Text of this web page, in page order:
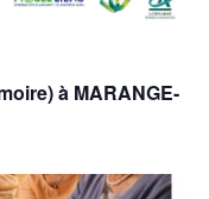
à MARANGE-